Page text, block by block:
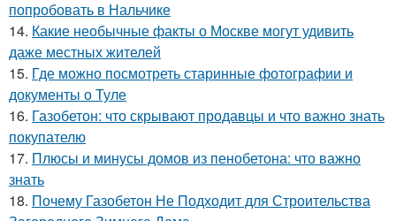
попробовать в Нальчике
14. Какие необычные факты о Москве могут удивить
даже местных жителей
15. Где можно посмотреть старинные фотографии и
документы о Туле
16. Газобетон: что скрывают продавцы и что важно знать
покупателю
17. Плюсы и минусы домов из пенобетона: что важно
знать
18. Почему Газобетон Не Подходит для Строительства